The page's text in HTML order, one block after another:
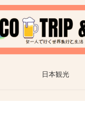
日本観光